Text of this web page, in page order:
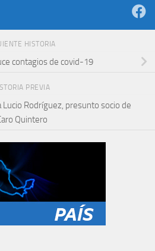
HISTORIA
contagios de covid-19
PREVIA
Lucio Rodríguez, presunto socio de
Quintero